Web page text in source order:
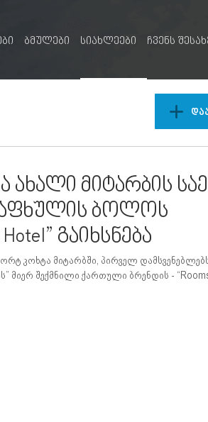
ბმულები სიახლეები ჩვენს
ახალი მიტარბის
ბოლოს
გაიხსნება
კოხტა მიტარბში, პირველ
მიერ შექმნილი ქართული ბრენდის -